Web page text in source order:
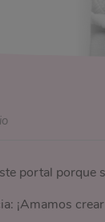
portal porque
¡Amamos